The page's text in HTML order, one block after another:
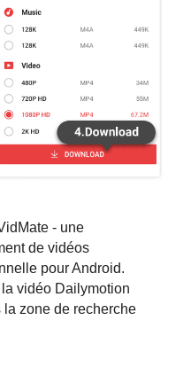
- une
de vidéos
pour Android.
vidéo Dailymotion
zone de recherche